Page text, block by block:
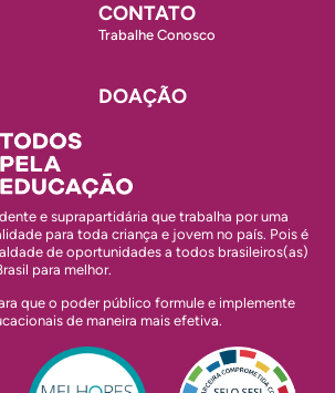
CONTATO
Trabalhe Conosco
DOAÇÃO
e suprapartidária que trabalha por uma
para toda criança e jovem no país. Pois é
de oportunidades a todos brasileiros(as)
para melhor.
que o poder público formule e implemente
de maneira mais efetiva.